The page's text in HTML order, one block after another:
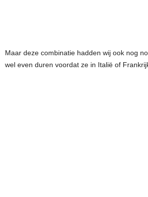
Maar deze combinatie hadden wij ook nog
wel even duren voordat ze in Italië of